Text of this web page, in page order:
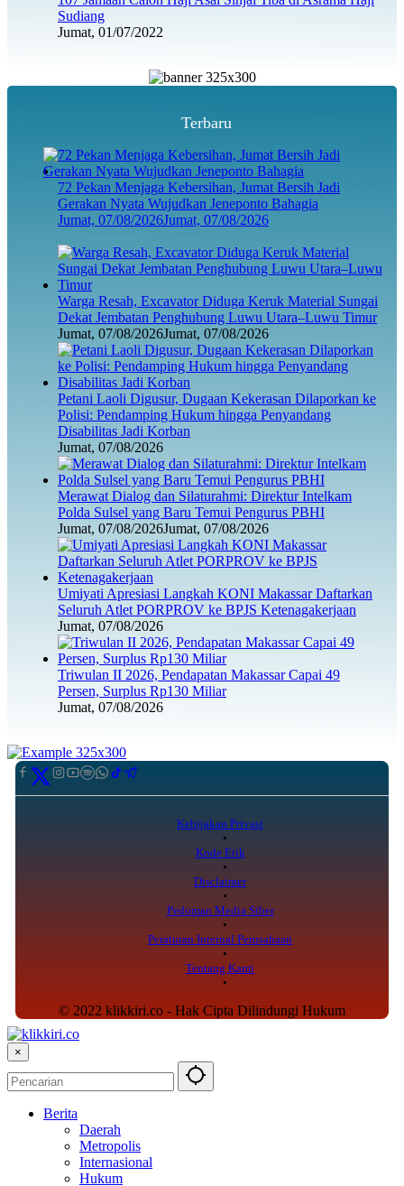
Sudiang
Jumat, 01/07/2022
Terbaru
72 Pekan Menjaga Kebersihan, Jumat Bersih Jadi
Gerakan Nyata Wujudkan Jeneponto Bahagia
Jumat, 07/08/2026Jumat, 07/08/2026
Warga Resah, Excavator Diduga Keruk Material Sungai
Dekat Jembatan Penghubung Luwu Utara–Luwu Timur
Jumat, 07/08/2026Jumat, 07/08/2026
Petani Laoli Digusur, Dugaan Kekerasan Dilaporkan ke
Polisi: Pendamping Hukum hingga Penyandang
Disabilitas Jadi Korban
Jumat, 07/08/2026
Merawat Dialog dan Silaturahmi: Direktur Intelkam
Polda Sulsel yang Baru Temui Pengurus PBHI
Jumat, 07/08/2026Jumat, 07/08/2026
Umiyati Apresiasi Langkah KONI Makassar Daftarkan
Seluruh Atlet PORPROV ke BPJS Ketenagakerjaan
Jumat, 07/08/2026
Triwulan II 2026, Pendapatan Makassar Capai 49
Persen, Surplus Rp130 Miliar
Jumat, 07/08/2026
Kebijakan Privasi
Kode Etik
Disclaimer
Pedoman Media Siber
Peraturan Internal Perusahaan
Tentang Kami
© 2022 klikkiri.co - Hak Cipta Dilindungi Hukum
×
Berita
Daerah
Metropolis
Internasional
Hukum